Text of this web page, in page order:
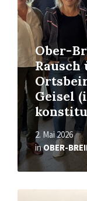
Ober-
Geisel
2. Mai 2026
inOBER-
Read